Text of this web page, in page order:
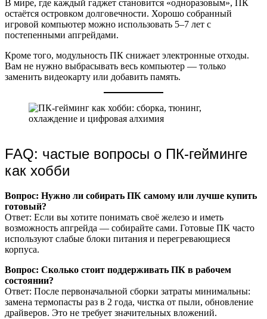
В мире, где каждый гаджет становится «одноразовым», ПК
остаётся островком долговечности. Хорошо собранный
игровой компьютер можно использовать 5–7 лет с
постепенными апгрейдами.
Кроме того, модульность ПК снижает электронные отходы.
Вам не нужно выбрасывать весь компьютер — только
заменить видеокарту или добавить память.
FAQ: частые вопросы о ПК-гейминге
как хобби
Вопрос: Нужно ли собирать ПК самому или лучше купить
готовый?
Ответ: Если вы хотите понимать своё железо и иметь
возможность апгрейда — собирайте сами. Готовые ПК часто
используют слабые блоки питания и перегревающиеся
корпуса.
Вопрос: Сколько стоит поддерживать ПК в рабочем
состоянии?
Ответ: После первоначальной сборки затраты минимальны:
замена термопасты раз в 2 года, чистка от пыли, обновление
драйверов. Это не требует значительных вложений.